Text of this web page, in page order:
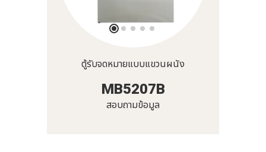
ตู้รับจดหมายแบบแขวนผนัง
MB5207B
สอบถามข้อมูล